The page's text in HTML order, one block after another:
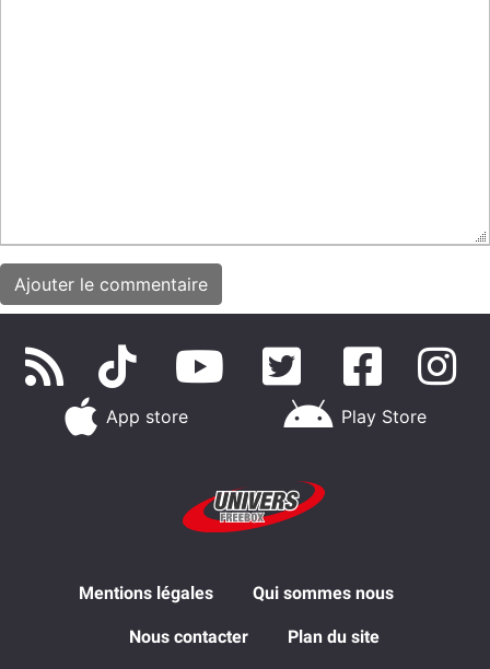
App store Play Store
Mentions légales Qui sommes nous
Nous contacter Plan du site